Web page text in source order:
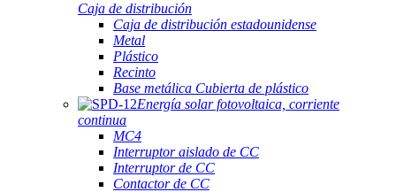
Caja de distribución
Caja de distribución estadounidense
Metal
Plástico
Recinto
Base metálica Cubierta de plástico
Energía solar fotovoltaica, corriente
continua
MC4
Interruptor aislado de CC
Interruptor de CC
Contactor de CC